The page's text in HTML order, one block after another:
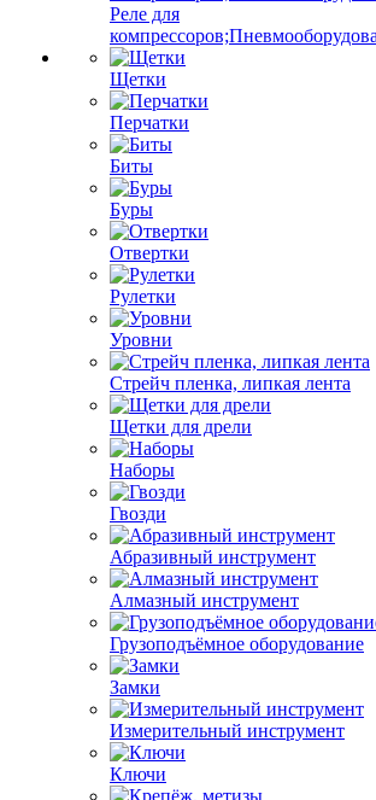
Реле для
Щетки
Перчатки
Биты
Буры
Отвертки
Рулетки
Уровни
Стрейч пленка, липкая лента
Щетки для дрели
Наборы
Гвозди
Абразивный инструмент
Алмазный инструмент
Грузоподъёмное оборудование
Замки
Измерительный инструмент
Ключи